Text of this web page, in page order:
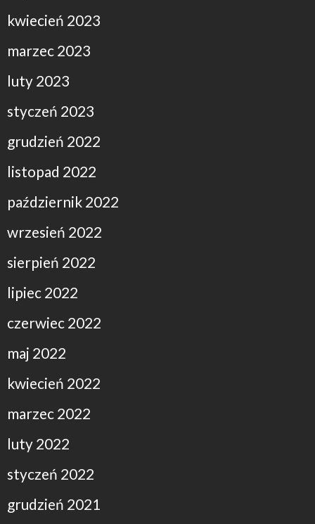
kwiecień 2023
marzec 2023
luty 2023
styczeń 2023
grudzień 2022
listopad 2022
październik 2022
wrzesień 2022
sierpień 2022
lipiec 2022
czerwiec 2022
maj 2022
kwiecień 2022
marzec 2022
luty 2022
styczeń 2022
grudzień 2021